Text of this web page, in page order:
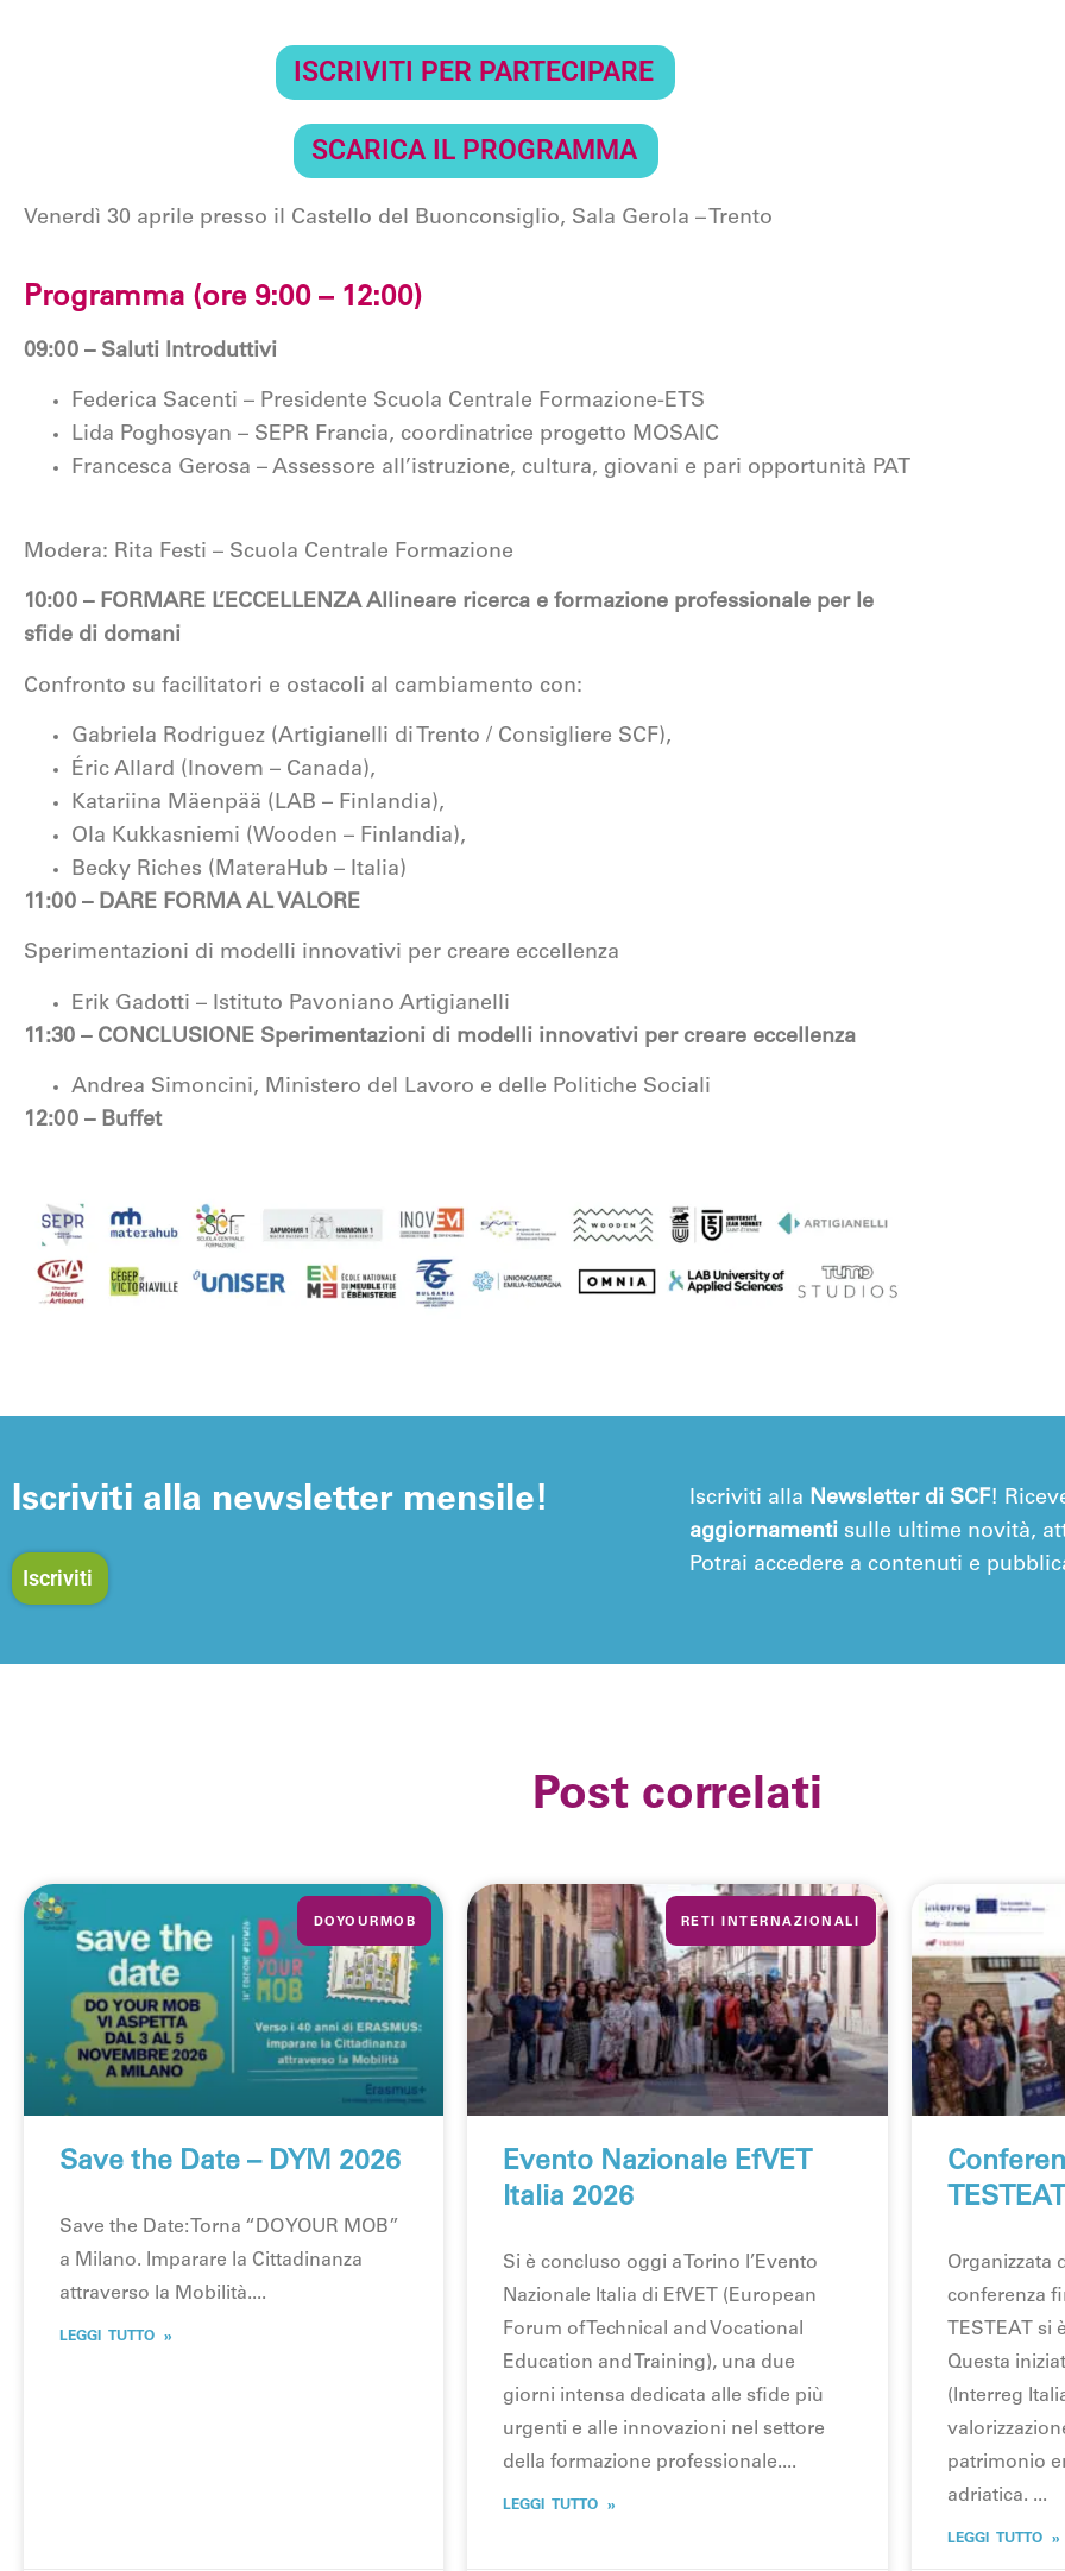
ISCRIVITI PER PARTECIPARE
SCARICA IL PROGRAMMA
Venerdì 30 aprile presso il Castello del Buonconsiglio, Sala Gerola – Trento
Programma (ore 9:00 – 12:00)
09:00 – Saluti Introduttivi
Federica Sacenti – Presidente Scuola Centrale Formazione-ETS
Lida Poghosyan – SEPR Francia, coordinatrice progetto MOSAIC
Francesca Gerosa – Assessore all’istruzione, cultura, giovani e pari opportunità PAT
Modera: Rita Festi – Scuola Centrale Formazione
10:00 – FORMARE L’ECCELLENZA Allineare ricerca e formazione professionale per le
sfide di domani
Confronto su facilitatori e ostacoli al cambiamento con:
Gabriela Rodriguez (Artigianelli di Trento / Consigliere SCF),
Éric Allard (Inovem – Canada),
Katariina Mäenpää (LAB – Finlandia),
Ola Kukkasniemi (Wooden – Finlandia),
Becky Riches (MateraHub – Italia)
11:00 – DARE FORMA AL VALORE
Sperimentazioni di modelli innovativi per creare eccellenza
Erik Gadotti – Istituto Pavoniano Artigianelli
11:30 – CONCLUSIONE Sperimentazioni di modelli innovativi per creare eccellenza
Andrea Simoncini, Ministero del Lavoro e delle Politiche Sociali
12:00 – Buffet
Iscriviti alla newsletter mensile!
Iscriviti
Iscriviti alla Newsletter di SCF!
aggiornamenti sulle ultime novità,
Potrai accedere a contenuti e
Post correlati
DOYOURMOB
Save the Date – DYM 2026
Save the Date: Torna “DO YOUR MOB”
a Milano. Imparare la Cittadinanza
attraverso la Mobilità.
LEGGI TUTTO »
RETI INTERNAZIONALI
Evento Nazionale EfVET
Italia 2026
Si è concluso oggi a Torino l’Evento
Nazionale Italia di EfVET (European
Forum of Technical and Vocational
Education and Training), una due
giorni intensa dedicata alle sfide più
urgenti e alle innovazioni nel settore
della formazione professionale.
LEGGI TUTTO »
TESTEAT
Organizzata
conferenza
TESTEAT
Questa
(Interreg
patrimonio
adriatica.
LEGGI TUTTO »